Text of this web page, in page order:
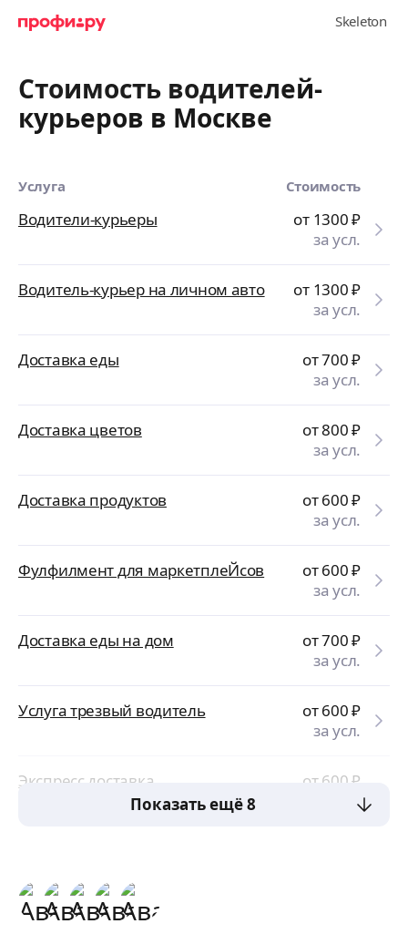
Стоимость водителей-
курьеров в Москве
Услуга Стоимость
Водители-курьеры от 1300₽
за усл.
Водитель-курьер на личном авто от 1300₽
за усл.
Доставка еды от 700₽
за усл.
Доставка цветов от 800₽
за усл.
Доставка продуктов от 600₽
за усл.
Фулфилмент для маркетплеЙсов от 600₽
за усл.
Доставка еды на дом от 700₽
за усл.
Услуга трезвый водитель от 600₽
за усл.
Экспресс доставка от 600₽
за усл.
Показать ещё 8